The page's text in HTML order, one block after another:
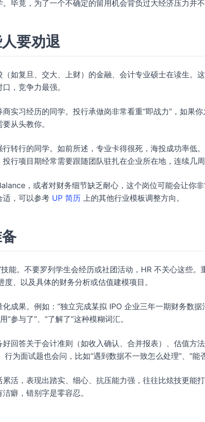
毕竟，为了一个不确定的留用机会背负过大经济压力并不
要劝退
如复旦、交大、上财）的金融、会计专业硕士在读生。
，竞争力最强。
实习经历的同学。投行承做岗非常看重“即战力”，如果
从头教你。
转行的同学。如前所述，专业卡得很死，海投成功率低
行项目期经常需要跟随团队驻扎在企业所在地，连续几周
，或者对财务细节缺乏耐心，这个岗位可能会让你非
适，可以参考 UP 简历 上的其他行业模板调整方向。
能。不要罗列学生会经历或社团活动，HR 不关心这些。
、以及具体的财务分析或估值建模项目。
成果。例如：“独立完成某拟 IPO 企业三年一期财务数据
参与了”、“了解了”这种模糊词汇。
回答关于会计准则（如收入确认、合并报表）、估值方
为面试题也会问，比如“遇到数据不一致怎么处理”、“能
活，表现出踏实、细心、抗压能力强，往往比炫技更能
癖，错别字是零容忍。